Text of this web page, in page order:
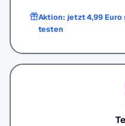
Aktion: jetzt 4,99 Euro
testen